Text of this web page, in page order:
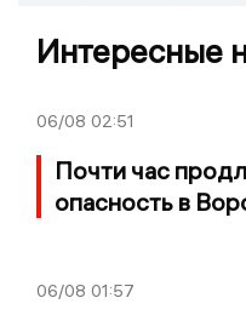
Интересные
06/08 02:51
Почти час
опасность в
06/08 01:57